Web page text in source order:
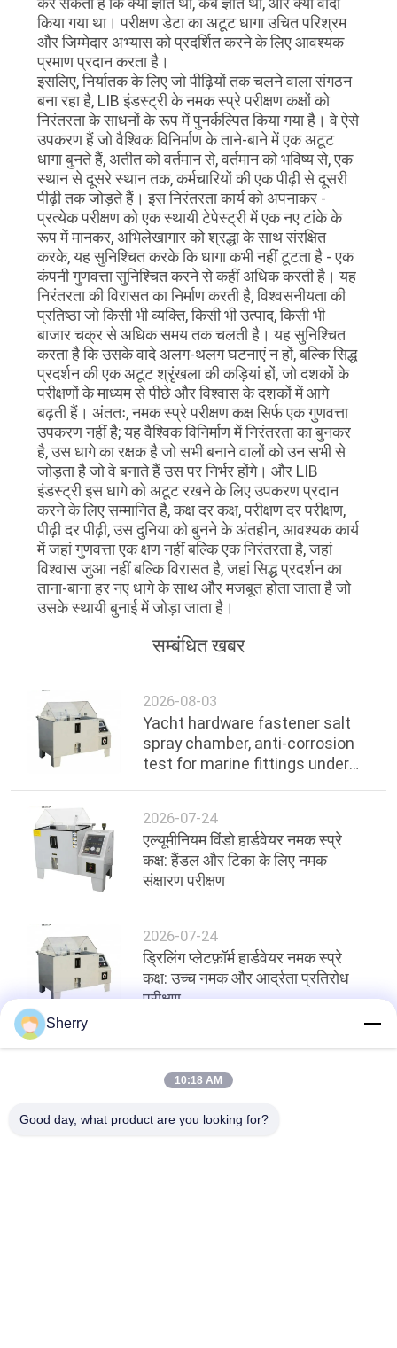
किया गया था। परीक्षण डेटा का अटूट धागा उचित परिश्रम
और जिम्मेदार अभ्यास को प्रदर्शित करने के लिए आवश्यक
प्रमाण प्रदान करता है।
इसलिए, निर्यातक के लिए जो पीढ़ियों तक चलने वाला संगठन
बना रहा है, LIB इंडस्ट्री के नमक स्प्रे परीक्षण कक्षों को
निरंतरता के साधनों के रूप में पुनर्कल्पित किया गया है। वे ऐसे
उपकरण हैं जो वैश्विक विनिर्माण के ताने-बाने में एक अटूट
धागा बुनते हैं, अतीत को वर्तमान से, वर्तमान को भविष्य से, एक
स्थान से दूसरे स्थान तक, कर्मचारियों की एक पीढ़ी से दूसरी
पीढ़ी तक जोड़ते हैं। इस निरंतरता कार्य को अपनाकर -
प्रत्येक परीक्षण को एक स्थायी टेपेस्ट्री में एक नए टांके के
रूप में मानकर, अभिलेखागार को श्रद्धा के साथ संरक्षित
करके, यह सुनिश्चित करके कि धागा कभी नहीं टूटता है - एक
कंपनी गुणवत्ता सुनिश्चित करने से कहीं अधिक करती है। यह
निरंतरता की विरासत का निर्माण करती है, विश्वसनीयता की
प्रतिष्ठा जो किसी भी व्यक्ति, किसी भी उत्पाद, किसी भी
बाजार चक्र से अधिक समय तक चलती है। यह सुनिश्चित
करता है कि उसके वादे अलग-थलग घटनाएं न हों, बल्कि सिद्ध
प्रदर्शन की एक अटूट श्रृंखला की कड़ियां हों, जो दशकों के
परीक्षणों के माध्यम से पीछे और विश्वास के दशकों में आगे
बढ़ती हैं। अंततः, नमक स्प्रे परीक्षण कक्ष सिर्फ एक गुणवत्ता
उपकरण नहीं है; यह वैश्विक विनिर्माण में निरंतरता का बुनकर
है, उस धागे का रक्षक है जो सभी बनाने वालों को उन सभी से
जोड़ता है जो वे बनाते हैं उस पर निर्भर होंगे। और LIB
इंडस्ट्री इस धागे को अटूट रखने के लिए उपकरण प्रदान
करने के लिए सम्मानित है, कक्ष दर कक्ष, परीक्षण दर परीक्षण,
पीढ़ी दर पीढ़ी, उस दुनिया को बुनने के अंतहीन, आवश्यक कार्य
में जहां गुणवत्ता एक क्षण नहीं बल्कि एक निरंतरता है, जहां
विश्वास जुआ नहीं बल्कि विरासत है, जहां सिद्ध प्रदर्शन का
ताना-बाना हर नए धागे के साथ और मजबूत होता जाता है जो
उसके स्थायी बुनाई में जोड़ा जाता है।
सम्बंधित खबर
2026-08-03
Yacht hardware fastener salt
spray chamber, anti-corrosion
test for marine fittings under
2026-07-24
एल्यूमीनियम विंडो हार्डवेयर नमक स्प्रे
कक्ष: हैंडल और टिका के लिए नमक
संक्षारण परीक्षण
2026-07-24
ड्रिलिंग प्लेटफ़ॉर्म हार्डवेयर नमक स्प्रे
कक्ष: उच्च नमक और आर्द्रता प्रतिरोध
परीक्षण
शीर्ष
Sherry
10:18 AM
Good day, what product are you looking for?